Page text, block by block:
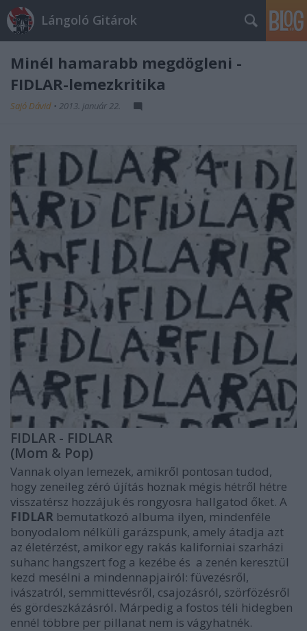
Lángoló Gitárok
Minél hamarabb megdögleni -
FIDLAR-lemezkritika
Sajó Dávid • 2013. január 22.
FIDLAR - FIDLAR
(Mom & Pop)
Vannak olyan lemezek, amikről pontosan tudod,
hogy zeneileg zéró újítás hoznak mégis hétről hétre
visszatérsz hozzájuk és rongyosra hallgatod őket. A
FIDLAR bemutatkozó albuma ilyen, mindenféle
bonyodalom nélküli garázspunk, amely átadja azt
az életérzést, amikor egy rakás kaliforniai szarházi
suhanc hangszert fog a kezébe és a zenén keresztül
kezd mesélni a mindennapjairól: füvezésről,
ivászatról, semmittevésről, csajozásról, szörfözésről
és gördeszkázásról. Márpedig a fostos téli hidegben
ennél többre per pillanat nem is vágyhatnék.